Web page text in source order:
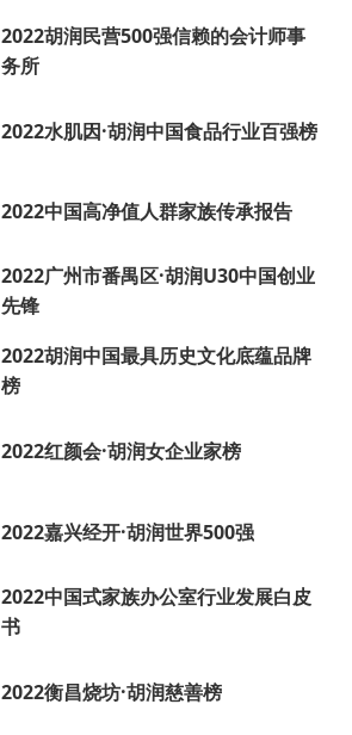
2022胡润民营500强信赖的会计师事
务所
2022水肌因·胡润中国食品行业百强榜
2022中国高净值人群家族传承报告
2022广州市番禺区·胡润U30中国创业
先锋
2022胡润中国最具历史文化底蕴品牌
榜
2022红颜会·胡润女企业家榜
2022嘉兴经开·胡润世界500强
2022中国式家族办公室行业发展白皮
书
2022衡昌烧坊·胡润慈善榜